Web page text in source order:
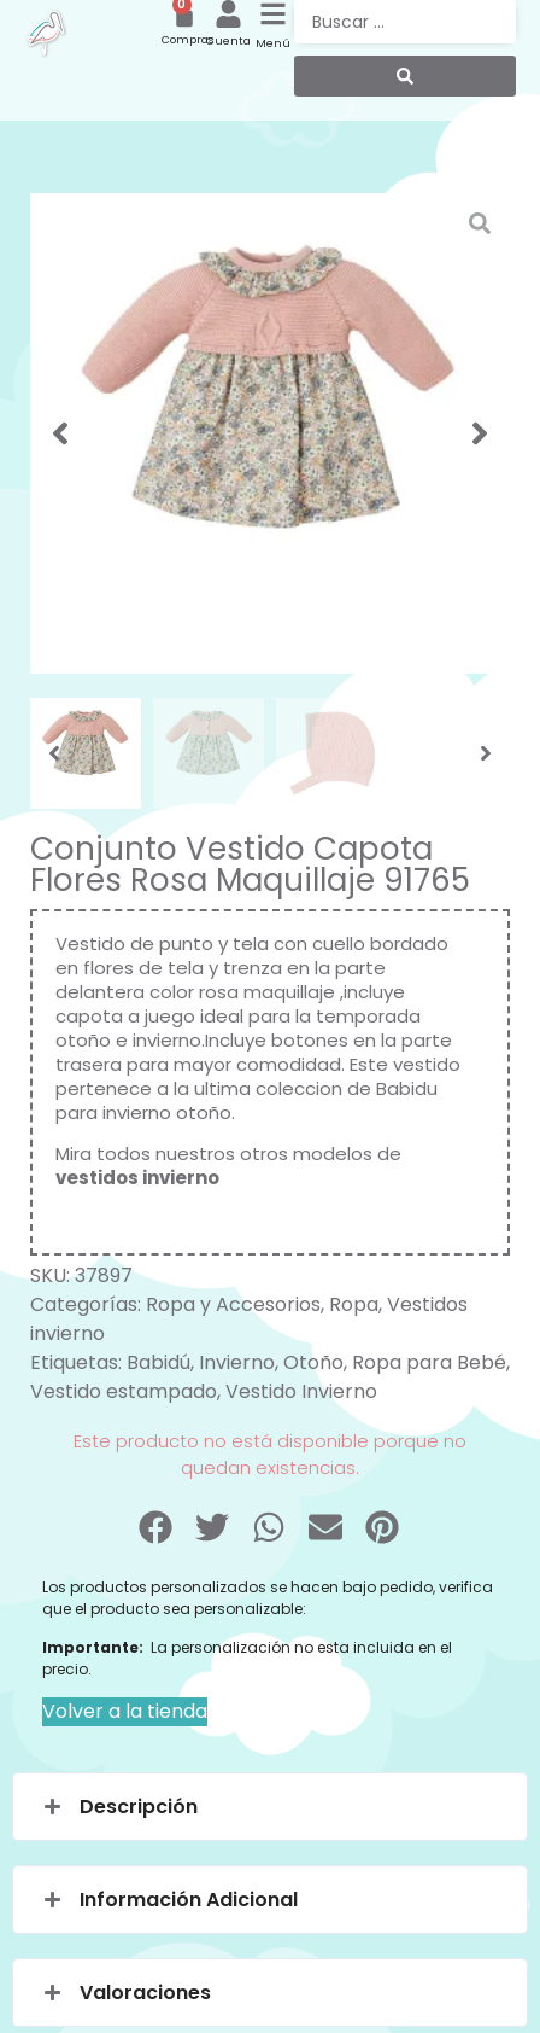
Menú
Cuenta
0
Compras
Conjunto Vestido Capota
Flores Rosa Maquillaje 91765
Vestido de punto y tela con cuello bordado
en flores de tela y trenza en la parte
delantera color rosa maquillaje ,incluye
capota a juego ideal para la temporada
otoño e invierno.Incluye botones en la parte
trasera para mayor comodidad. Este vestido
pertenece a la ultima coleccion de Babidu
para invierno otoño.
Mira todos nuestros otros modelos de
vestidos invierno
SKU:37897
Categorías: Ropa y Accesorios, Ropa,Vestidos
invierno
Etiquetas: Babidú, Invierno,Otoño, Ropa para Bebé,
Vestido estampado,Vestido Invierno
Este producto no está disponible porque no
quedan existencias.
Los productos personalizados se hacen bajo pedido, verifica
que el producto sea personalizable:
Importante: La personalización no esta incluida en el
precio.
Volver a la tienda
Descripción
Información Adicional
Valoraciones